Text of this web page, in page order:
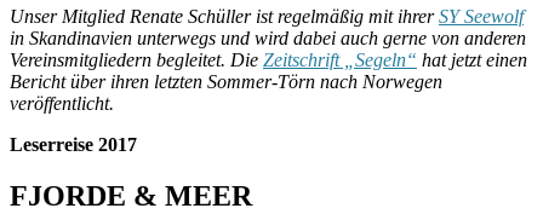
Unser Mitglied Renate Schüller ist regelmäßig mit ihrerSY Seewolf
in Skandinavien unterwegs und wird dabei auch gerne von anderen
Vereinsmitgliedern begleitet. Die Zeitschrift „Segeln“ hat jetzt einen
Bericht über ihren letzten Sommer-Törn nach Norwegen
veröffentlicht.
Leserreise 2017
FJORDE & MEER